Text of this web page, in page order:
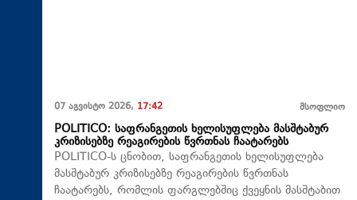
07 აგვისტო 2026, 17:42 მსოფლიო
POLITICO: საფრანგეთის ხელისუფლება მასშტაბურ
კრიზისებზე რეაგირების წვრთნას ჩაატარებს
POLITICO-ს ცნობით, საფრანგეთის ხელისუფლება
მასშტაბურ კრიზისებზე რეაგირების წვრთნას
ჩაატარებს, რომლის ფარგლებშიც ქვეყნის მასშტაბით